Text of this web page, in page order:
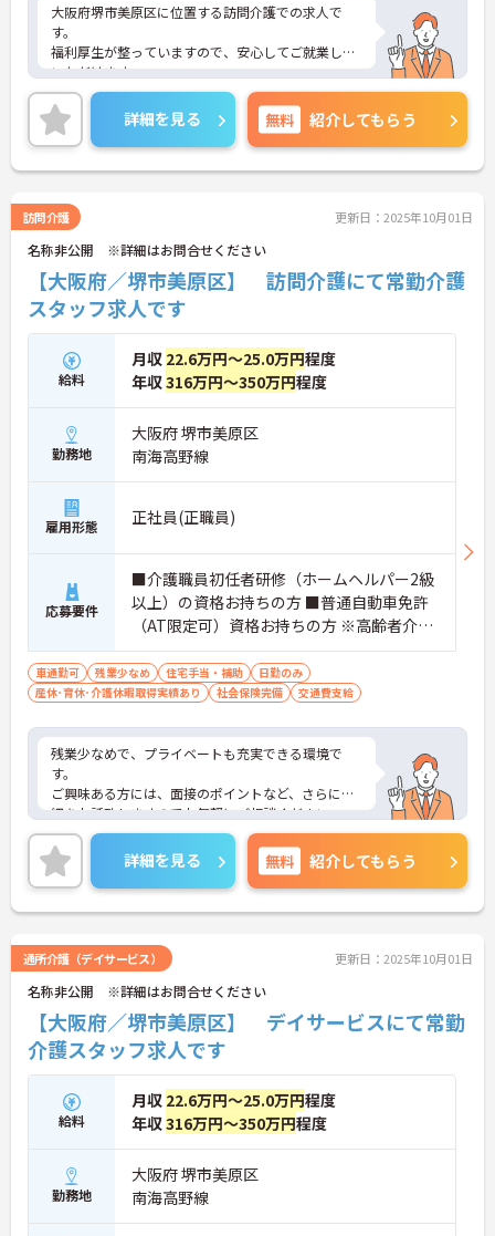
大阪府堺市美原区に位置する訪問介護での求人で
す。
福利厚生が整っていますので、安心してご就業して
いただけます。
日勤帯のみですので、プライベートとの予定が立て
やすいです。
ご興味のある方には、面接対策ポイントなど、さら
に詳細をお話しいたしますので、お気軽にご相談く
ださい。
詳細を見る 無料 紹介してもらう
訪問介護 更新日：2025年10月01日
名称非公開 ※詳細はお問合せください
【大阪府／堺市美原区】 訪問介護にて常勤介護
スタッフ求人です
給料
月収 22.6万円～25.0万円程度
年収316万円～350万円程度
勤務地
大阪府 堺市美原区
南海高野線
雇用形態 正社員(正職員)
応募要件
■介護職員初任者研修（ホームヘルパー2級
以上）の資格お持ちの方 ■普通自動車免許
（AT限定可）資格お持ちの方 ※高齢者介護
経験がある方
車通勤可 残業少なめ 住宅手当・補助
日勤のみ
産休･育休･介護休暇取得実績あり
社会保険完備 交通費支給
残業少なめで、プライベートも充実できる環境で
す。
ご興味ある方には、面接のポイントなど、さらに詳
細をお話致しますのでお気軽にご相談ください。
詳細を見る 無料 紹介してもらう
通所介護（デイサービス） 更新日：2025年10月01日
名称非公開 ※詳細はお問合せください
【大阪府／堺市美原区】 デイサービスにて常勤
介護スタッフ求人です
給料
月収 22.6万円～25.0万円程度
年収316万円～350万円程度
勤務地
大阪府 堺市美原区
南海高野線